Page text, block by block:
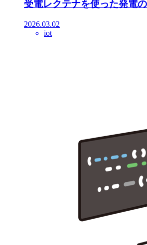
受電レクテナを使った発電
2026.03.02
iot